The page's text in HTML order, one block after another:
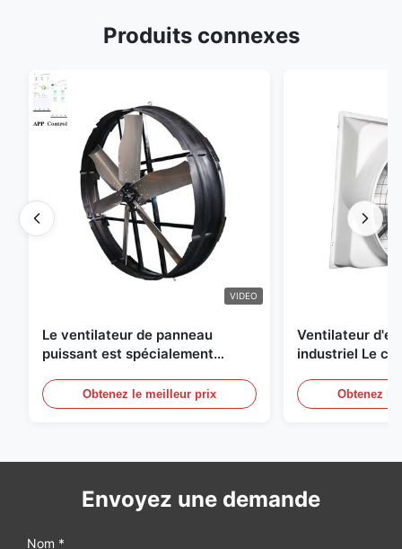
Produits connexes
VIDEO
Le ventilateur de panneau
puissant est spécialement
diamètre de lame de 1830 mm et
un volume d'air de 120000 m3/h
Obtenez le meilleur prix
Ventilateur
industriel Le
et de Obtenez
Envoyez une demande
Nom *